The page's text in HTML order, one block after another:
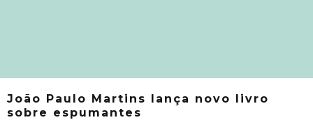
João Paulo Martins lança novo livro
sobre espumantes